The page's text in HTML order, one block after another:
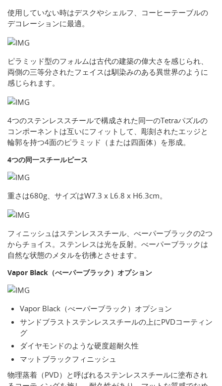
使用していない時はデスクやシェルフ、コーヒーテーブルの
デコレーションに最適。
ピラミッド型のフォルムは古代の建築の偉大さを感じられ、
両側の三等分されたフェイスは馴染みのある異世界のように
感じられます。
4つのステンレススチールで構成された同一のTetraパズルの
コンポーネントは互いにフィットして、彫刻されたエッジと
輪郭を持つ4面のピラミッド（または四面体）を形成。
4つの同一スチールピース
重さは680g、サイズはW7.3 x L6.8 x H6.3cm。
フィニッシュはステンレススチール、べーパーブラックの2つ
からチョイス。ステンレスは光を反射。べーパーブラックは
自然な状態のメタルを彷彿とさせます。
Vapor Black（べーパーブラック）オプション
Vapor Black（べーパーブラック）オプション
サンドブラストステンレススチールの上にPVDコーティン
グ
ダイヤモンドのような硬度超耐久性
マットブラックフィニッシュ
物理蒸着（PVD）と呼ばれるステンレススチールに塗布され